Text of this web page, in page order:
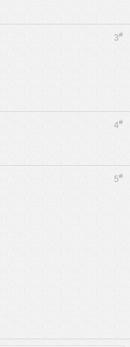
3#
4#
5#